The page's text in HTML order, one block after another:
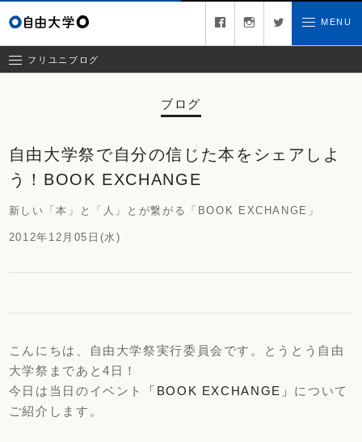
お問い合わせfacebook instagram twitter MENU
フリユニブログ
ブログ
自由大学祭で自分の信じた本をシェアしよ
う！BOOK EXCHANGE
新しい「本」と「人」とが繋がる「BOOK EXCHANGE」
2012年12月05日(水)
こんにちは、自由大学祭実行委員会です。とうとう自由
大学祭まであと4日！
今日は当日のイベント
「BOOK EXCHANGE」 について
ご紹介します。